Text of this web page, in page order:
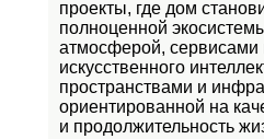
проекты, где дом
полноценной
атмосферой, сервисами
искусственного
пространствами и
ориентированной на
и продолжительность